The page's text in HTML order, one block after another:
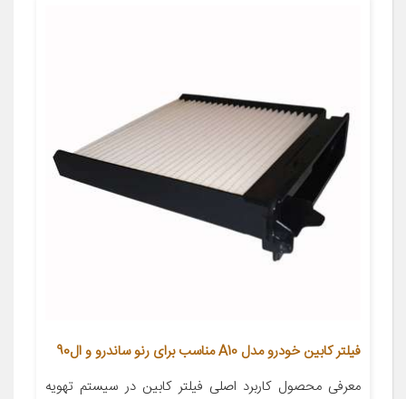
فیلتر کابین خودرو مدل A10 مناسب برای رنو ساندرو و ال90
معرفی محصول کاربرد اصلی فیلتر کابین در سیستم تهویه